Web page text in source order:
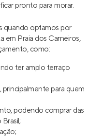
pronto para morar.
quando optamos por
em Praia dos Carneiros,
como:
ter amplo terraço
para quem
podendo comprar das